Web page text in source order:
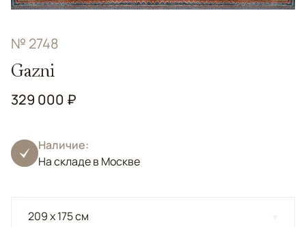
№ 2748
Gazni
329 000 ₽
Наличие:
На складе в Москве
209 x 175 см